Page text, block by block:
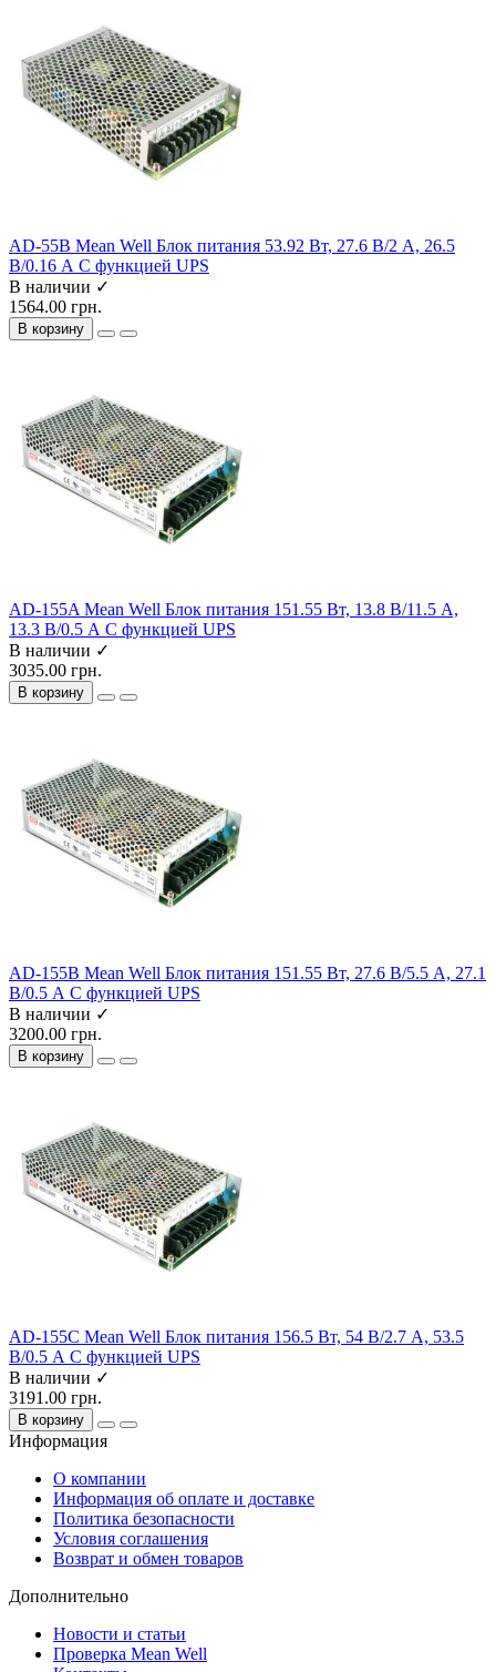
AD-55B Mean Well Блок питания 53.92 Вт, 27.6 В/2 А, 26.5
В/0.16 А С функцией UPS
В наличии ✓
1564.00 грн.
В корзину
AD-155A Mean Well Блок питания 151.55 Вт, 13.8 В/11.5 А,
13.3 В/0.5 А С функцией UPS
В наличии ✓
3035.00 грн.
В корзину
AD-155B Mean Well Блок питания 151.55 Вт, 27.6 В/5.5 А, 27.1
В/0.5 А С функцией UPS
В наличии ✓
3200.00 грн.
В корзину
AD-155C Mean Well Блок питания 156.5 Вт, 54 В/2.7 А, 53.5
В/0.5 А С функцией UPS
В наличии ✓
3191.00 грн.
В корзину
Информация
О компании
Информация об оплате и доставке
Политика безопасности
Условия соглашения
Возврат и обмен товаров
Дополнительно
Новости и статьи
Проверка Mean Well